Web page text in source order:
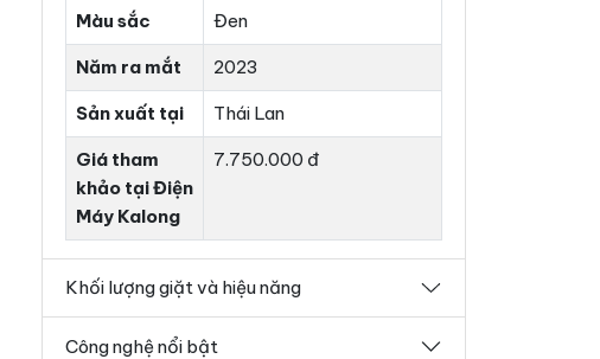
Màu sắc Đen
Năm ra mắt 2023
Sản xuất tại Thái Lan
Giá tham
khảo tại Điện
Máy Kalong
7.750.000 đ
Khối lượng giặt và hiệu năng
Công nghệ nổi bật